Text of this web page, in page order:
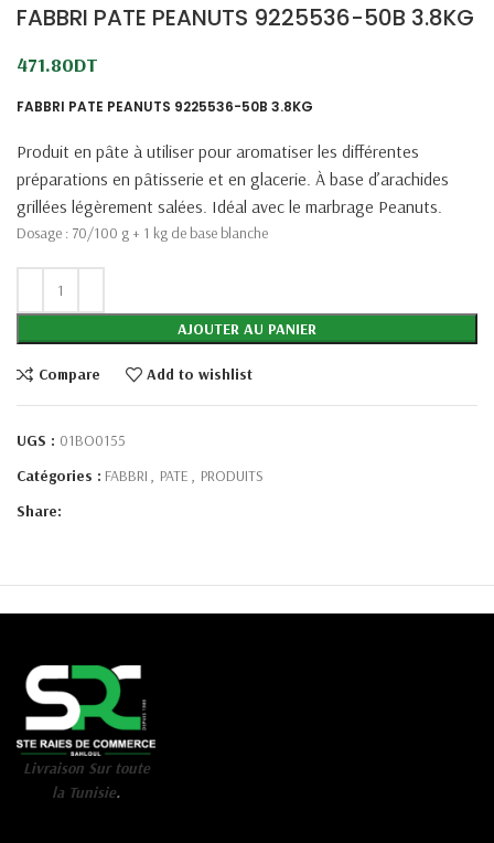
FABBRI PATE PEANUTS 9225536-50B 3.8KG
471.80DT
FABBRI PATE PEANUTS 9225536-50B 3.8KG
Produit en pâte à utiliser pour aromatiser les différentes
préparations en pâtisserie et en glacerie. À base d’arachides
grillées légèrement salées. Idéal avec le marbrage Peanuts.
Dosage : 70/100 g + 1 kg de base blanche
AJOUTER AU PANIER
Compare Add to wishlist
UGS : 01BO0155
Catégories : FABBRI , PATE , PRODUITS
Share:
Livraison Sur toute
la Tunisie.